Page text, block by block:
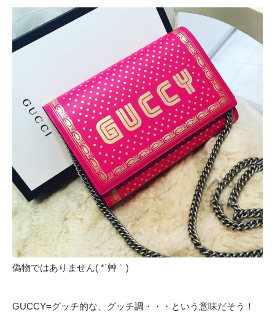
偽物ではありません( *´艸｀)
GUCCY=グッチ的な、グッチ調・・・という意味だそう！